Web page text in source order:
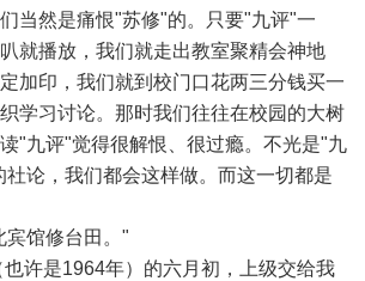
当然是痛恨"苏修"的。只要"九评"一
就播放，我们就走出教室聚精会神地
加印，我们就到校门口花两三分钱买一
学习讨论。那时我们往往在校园的大树
"九评"觉得很解恨、很过瘾。不光是"九
论，我们都会这样做。而这一切都是
馆修台田。"
是1964年）的六月初，上级交给我